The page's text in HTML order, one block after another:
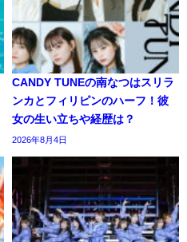
CANDY TUNEの南なつはスリラ
ンカとフィリピンのハーフ！彼
女の生い立ちや経歴は？
2026年8月4日